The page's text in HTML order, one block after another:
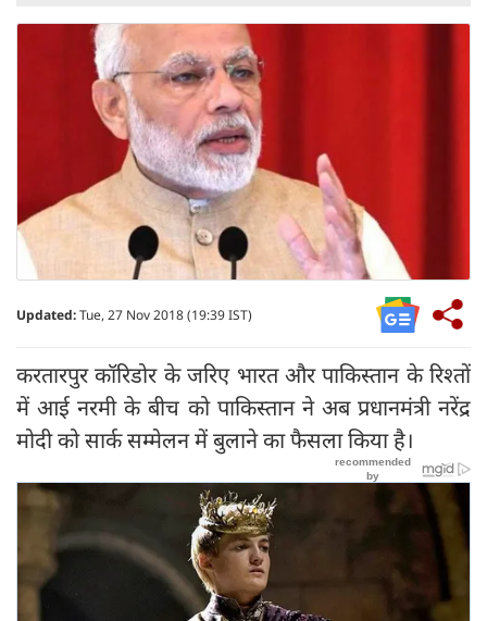
Updated:Tue, 27 Nov 2018 (19:39 IST)
करतारपुर कॉरिडोर के जरिए भारत और पाकिस्तान के रिश्तों
में आई नरमी के बीच को पाकिस्तान ने अब प्रधानमंत्री नरेंद्र
मोदी को सार्क सम्मेलन में बुलाने का फैसला किया है।